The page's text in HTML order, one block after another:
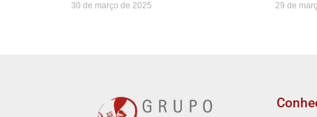
30 de março de 2025 29 de